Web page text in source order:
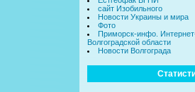
сайт Изобильного
Новости Украины и мира
Фото
Приморск-инфо.
Волгоградской области
Новости Волгограда